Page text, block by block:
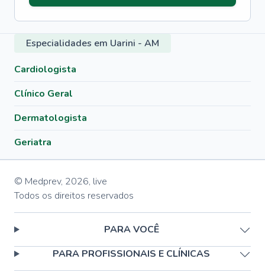
Especialidades em Uarini - AM
Cardiologista
Clínico Geral
Dermatologista
Geriatra
© Medprev, 2026, live
Todos os direitos reservados
PARA VOCÊ
PARA PROFISSIONAIS E CLÍNICAS